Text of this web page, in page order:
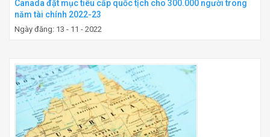
Canada đặt mục tiêu cấp quốc tịch cho 300.000 người trong
năm tài chính 2022-23
Ngày đăng: 13 - 11 - 2022